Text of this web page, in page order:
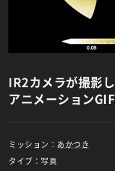
IR2カメラが撮影
アニメーションGIF
ミッション： あかつき
タイプ：写真